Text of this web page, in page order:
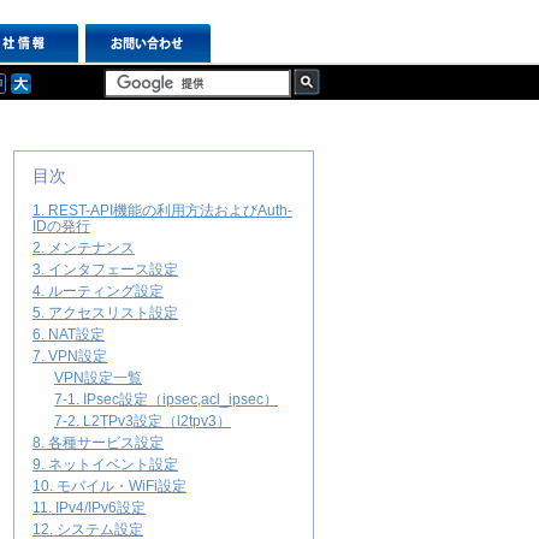
目次
1. REST-API機能の利用方法およびAuth-
IDの発行
2. メンテナンス
3. インタフェース設定
4. ルーティング設定
5. アクセスリスト設定
6. NAT設定
7. VPN設定
VPN設定一覧
7-1. IPsec設定（ipsec,acl_ipsec）
7-2. L2TPv3設定（l2tpv3）
8. 各種サービス設定
9. ネットイベント設定
10. モバイル・WiFi設定
11. IPv4/IPv6設定
12. システム設定